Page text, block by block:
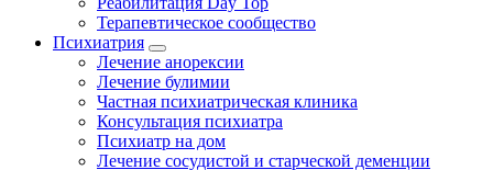
Терапевтическое сообщество
Психиатрия
Лечение анорексии
Лечение булимии
Частная психиатрическая клиника
Консультация психиатра
Психиатр на дом
Лечение сосудистой и старческой деменции